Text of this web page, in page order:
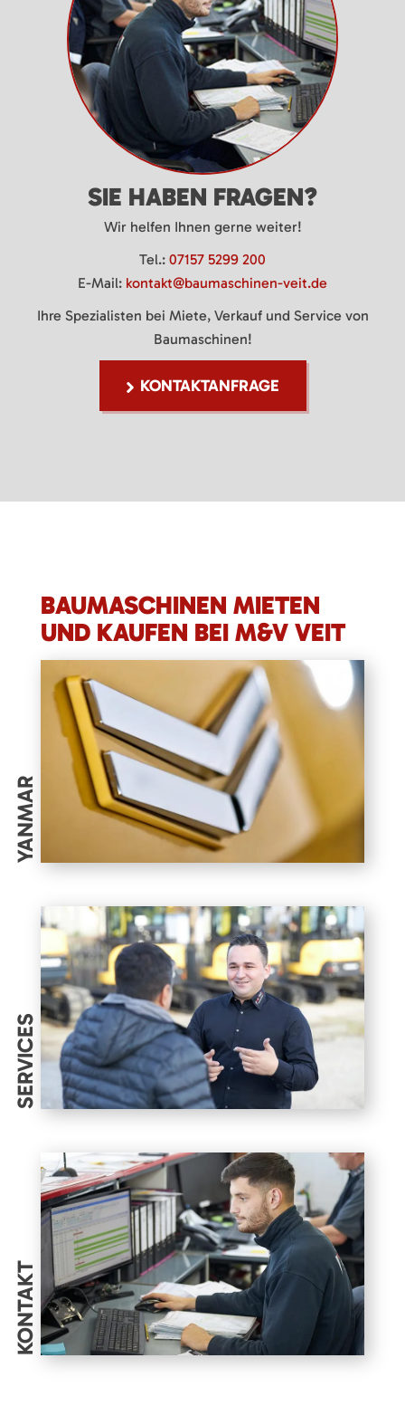
SIE HABEN FRAGEN?
Wir helfen Ihnen gerne weiter!
Tel.: 07157 5299 200
E-Mail: kontakt@baumaschinen-veit.de
Ihre Spezialisten bei Miete, Verkauf und Service von
Baumaschinen!
KONTAKTANFRAGE
BAUMASCHINEN MIETEN
UND KAUFEN BEI M&V VEIT
YANMAR
SERVICES
KONTAKT